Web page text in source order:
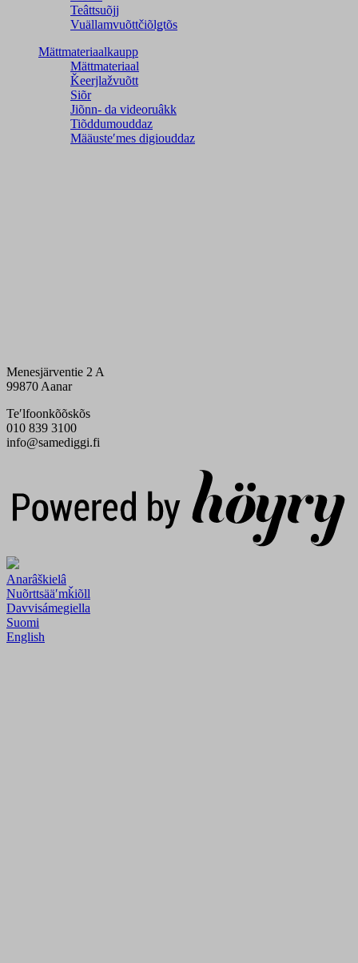
Teâttsuõjj
Vuällamvuõttčiõlǥtõs
Mättmateriaalkaupp
Mättmateriaal
Ǩeerjlažvuõtt
Siõr
Jiõnn- da videoruâkk
Tiõddumouddaz
Määusteʹmes digiouddaz
Menesjärventie 2 A
99870 Aanar
Teʹlfoonkõõskõs
010 839 3100
info@samediggi.fi
Anarâškielâ
Nuõrttsääʹmǩiõll
Davvisámegiella
Suomi
English